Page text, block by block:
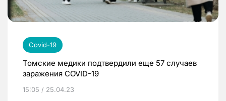
Covid-19
Томские медики подтвердили еще 57 случаев
заражения COVID-19
15:05 / 25.04.23